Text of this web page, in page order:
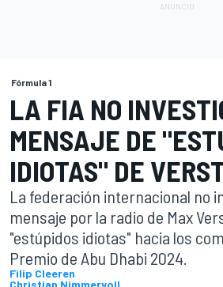
Fórmula 1
LA FIA NO
MENSAJE DE
IDIOTAS" DE
La federación internacional no
mensaje por la radio de Max
"estúpidos idiotas" hacia los
Premio de Abu Dhabi 2024.
Filip Cleeren
Christian Nimmervoll